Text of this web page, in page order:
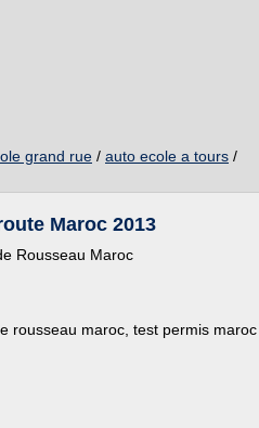
grand rue / auto ecole a tours /
Maroc 2013
Rousseau Maroc
rousseau maroc, test permis maroc